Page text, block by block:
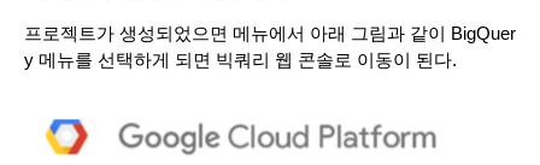
프로젝트가 생성되었으면 메뉴에서 아래 그림과 같이 BigQuer
y 메뉴를 선택하게 되면 빅쿼리 웹 콘솔로 이동이 된다.